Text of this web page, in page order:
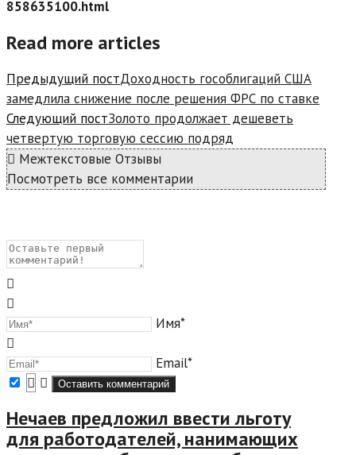
858635100.html
Read more articles
Предыдущий постДоходность гособлигаций США
замедлила снижение после решения ФРС по ставке
Следующий постЗолото продолжает дешеветь
четвертую торговую сессию подряд
Межтекстовые Отзывы
Посмотреть все комментарии
Имя*
Email*
Нечаев предложил ввести льготу
для работодателей, нанимающих